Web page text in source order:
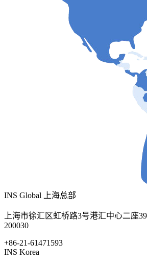
INS Global 上海总部
上海市徐汇区虹桥路3号港汇中心二座
200030
+86-21-61471593
INS Korea